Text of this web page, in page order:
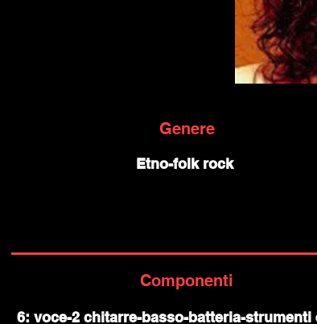
Genere
Componenti
Etno-folk rock
6: voce-2 chitarre-basso-batteria-strumenti